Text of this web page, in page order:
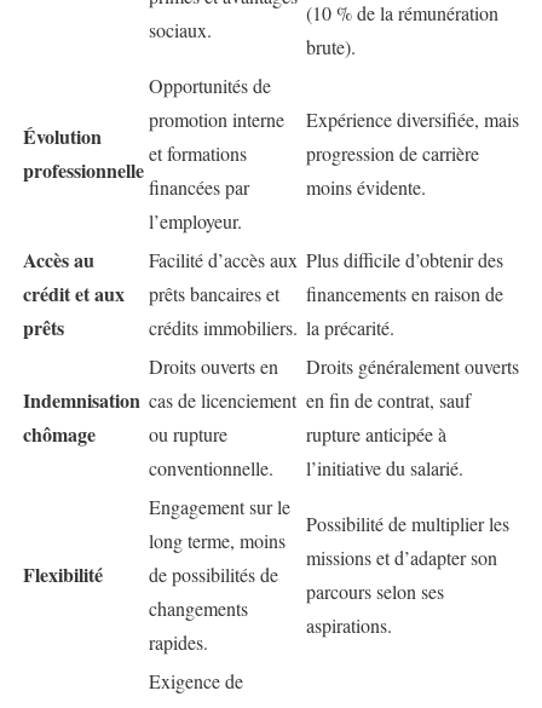
sociaux.
(10 % de la rémunération
brute).
Évolution
professionnelle
Opportunités de
promotion interne
et formations
financées par
l’employeur.
Expérience diversifiée, mais
progression de carrière
moins évidente.
Accès au
crédit et aux
prêts
Facilité d’accès aux
prêts bancaires et
crédits immobiliers.
Plus difficile d’obtenir des
financements en raison de
la précarité.
Indemnisation
chômage
Droits ouverts en
cas de licenciement
ou rupture
conventionnelle.
Droits généralement ouverts
en fin de contrat, sauf
rupture anticipée à
l’initiative du salarié.
Flexibilité
Engagement sur le
long terme, moins
de possibilités de
changements
rapides.
Possibilité de multiplier les
missions et d’adapter son
parcours selon ses
aspirations.
Exigence de